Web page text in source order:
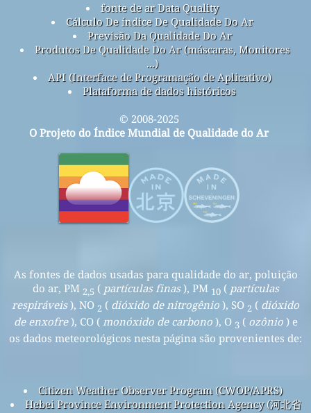
fonte de ar Data Quality
Cálculo De índice De Qualidade Do Ar
Previsão Da Qualidade Do Ar
Produtos De Qualidade Do Ar (máscaras, Monitores
...)
API (Interface de Programação de Aplicativo)
Plataforma de dados históricos
© 2008-2025
O Projeto do Índice Mundial de Qualidade do Ar
As fontes de dados usadas para qualidade do ar, poluição
do ar, PM 2,5 ( partículas finas), PM 10( partículas
respiráveis), NO 2 ( dióxido de nitrogênio ), SO 2 ( dióxido
de enxofre), CO ( monóxido de carbono), O 3 ( ozônio) e
os dados meteorológicos nesta página são provenientes de:
Citizen Weather Observer Program (CWOP/APRS)
Hebei Province Environment Protection Agency (河北省